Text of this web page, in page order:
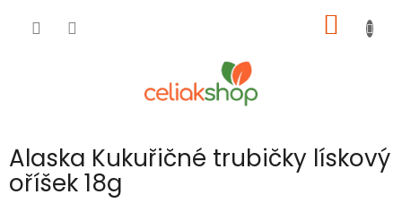
KOŠÍK
Alaska Kukuřičné trubičky lískový
oříšek 18g